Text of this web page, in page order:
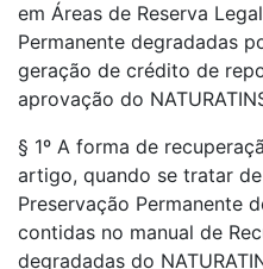
em Áreas de Reserva
Permanente degradadas
geração de crédito de
aprovação do
§ 1º A forma de
artigo, quando se tratar
Preservação Permanente
contidas no manual de
degradadas do